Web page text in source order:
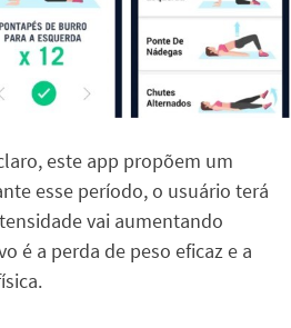
este app propõem um
esse período, o usuário terá
vai aumentando
é a perda de peso eficaz e a